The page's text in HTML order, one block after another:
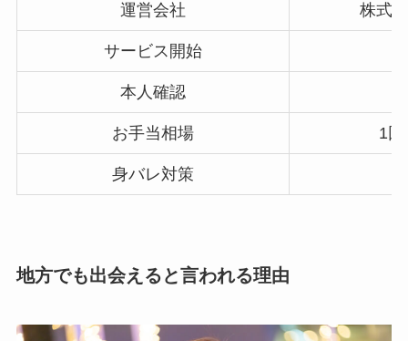
運営会社 株式
サービス開始
本人確認
お手当相場 1
身バレ対策
地方でも出会えると言われる理由